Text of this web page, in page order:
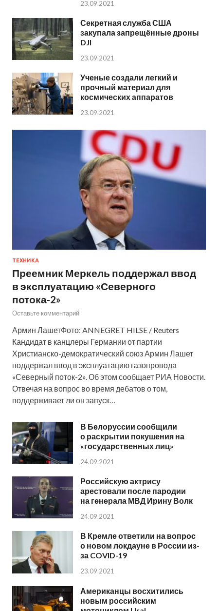
23.09.2021
Секретная служба США
закупала запрещённые дроны
DJI
23.09.2021
Ученые создали легкий и
прочный материал для
космических аппаратов
23.09.2021
ТЕХНИКА
Преемник Меркель поддержал ввод
в эксплуатацию «Северного
потока-2»
Оставьте комментарий
Армин ЛашетФото: ANNEGRET HILSE / Reuters
Кандидат в канцлеры Германии от партии
Христианско-демократический союз Армин Лашет
поддержал ввод в эксплуатацию газопровода
«Северный поток-2». Об этом сообщает РИА Новости.
Отвечая на вопрос во время дебатов о том,
поддерживает ли он запуск…
В Белоруссии сообщили
о раскрытии покушения на
«государственных лиц»
24.09.2021
Российскую актрису
арестовали после пародии
на генерала МВД Ирину Волк
24.09.2021
В Кремле ответили на вопрос
о новом локдауне в России из-
за COVID-19
23.09.2021
Американцы восхитились
новым российским